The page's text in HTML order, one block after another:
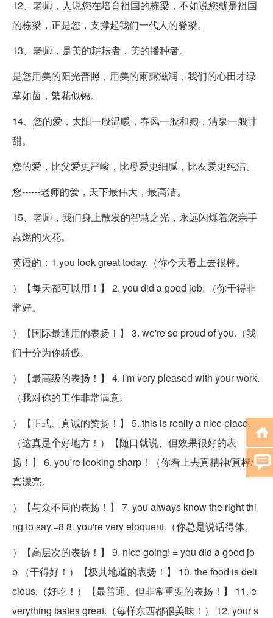
12、老师，人说您在培育祖国的栋梁，不如说您就是祖国
的栋梁，正是您，支撑起我们一代人的脊梁。
13、老师，是美的耕耘者，美的播种者。
是您用美的阳光普照，用美的雨露滋润，我们的心田才绿
草如茵，繁花似锦。
14、您的爱，太阳一般温暖，春风一般和煦，清泉一般甘
甜。
您的爱，比父爱更严峻，比母爱更细腻，比友爱更纯洁。
您------老师的爱，天下最伟大，最高洁。
15、老师，我们身上散发的智慧之光，永远闪烁着您亲手
点燃的火花。
英语的：1.you look great today.（你今天看上去很棒。
）【每天都可以用！】 2. you did a good job. （你干得非
常好。
）【国际最通用的表扬！】 3. we're so proud of you.（我
们十分为你骄傲。
）【最高级的表扬！】 4. i'm very pleased with your work.
（我对你的工作非常满意。
）【正式、真诚的赞扬！】 5. this is really a nice place.
（这真是个好地方！）【随口就说、但效果很好的表
扬！】 6. you're looking sharp！（你看上去真精神/真棒/
真漂亮。
）【与众不同的表扬！】 7. you always know the right thi
ng to say.=8 8. you're very eloquent.（你总是说话得体。
）【高层次的表扬！】 9. nice going! = you did a good jo
b.（干得好！）【极其地道的表扬！】 10. the food is deli
cious.（好吃！）【最普通、但非常重要的表扬！】 11. e
verything tastes great.（每样东西都很美味！） 12. your s